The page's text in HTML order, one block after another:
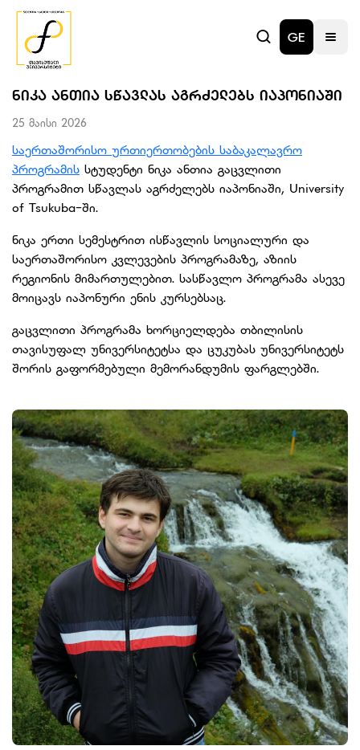
GE
ᲜᲘᲙᲐ ᲐᲜᲗᲘᲐ ᲡᲬᲐᲕᲚᲐᲡ ᲐᲒᲠᲫᲔᲚᲔᲑᲡ ᲘᲐᲞᲝᲜᲘᲐᲨᲘ
25 მაისი 2026
საერთაშორისო ურთიერთობების საბაკალავრო
პროგრამის სტუდენტი ნიკა ანთია გაცვლითი
პროგრამით სწავლას აგრძელებს იაპონიაში, University
of Tsukuba-ში.
ნიკა ერთი სემესტრით ისწავლის სოციალური და
საერთაშორისო კვლევების პროგრამაზე, აზიის
რეგიონის მიმართულებით. სასწავლო პროგრამა ასევე
მოიცავს იაპონური ენის კურსებსაც.
გაცვლითი პროგრამა ხორციელდება თბილისის
თავისუფალ უნივერსიტეტსა და ცუკუბას უნივერსიტეტს
შორის გაფორმებული მემორანდუმის ფარგლებში.